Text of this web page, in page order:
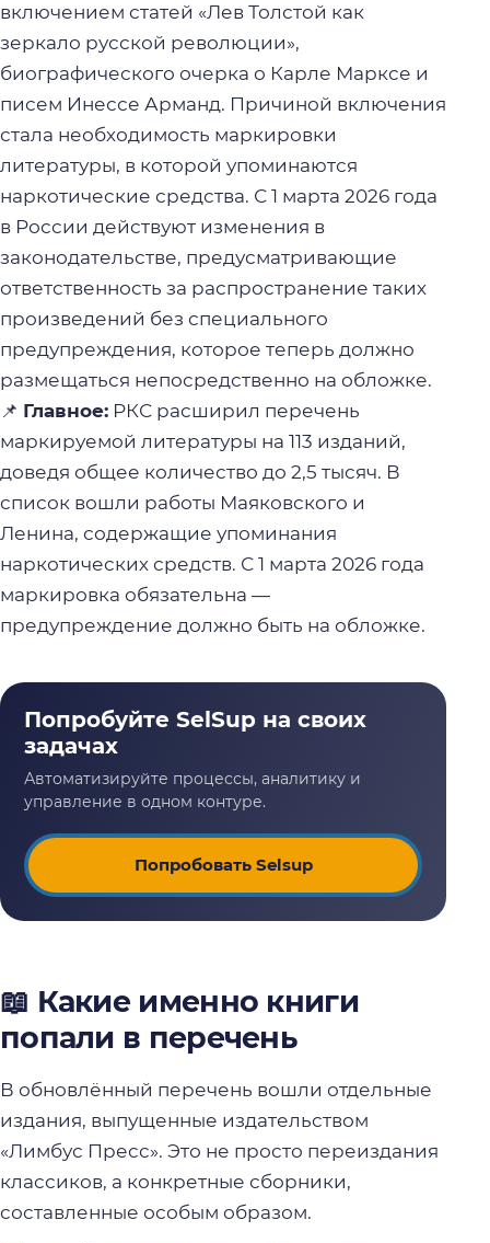
включением статей «Лев Толстой как
зеркало русской революции»,
биографического очерка о Карле Марксе и
писем Инессе Арманд. Причиной включения
стала необходимость маркировки
литературы, в которой упоминаются
наркотические средства. С 1 марта 2026 года
в России действуют изменения в
законодательстве, предусматривающие
ответственность за распространение таких
произведений без специального
предупреждения, которое теперь должно
размещаться непосредственно на обложке.
📌 Главное: РКС расширил перечень
маркируемой литературы на 113 изданий,
доведя общее количество до 2,5 тысяч. В
список вошли работы Маяковского и
Ленина, содержащие упоминания
наркотических средств. С 1 марта 2026 года
маркировка обязательна —
предупреждение должно быть на обложке.
Попробовать Selsup
📖 Какие именно книги
попали в перечень
В обновлённый перечень вошли отдельные
издания, выпущенные издательством
«Лимбус Пресс». Это не просто переиздания
классиков, а конкретные сборники,
составленные особым образом.